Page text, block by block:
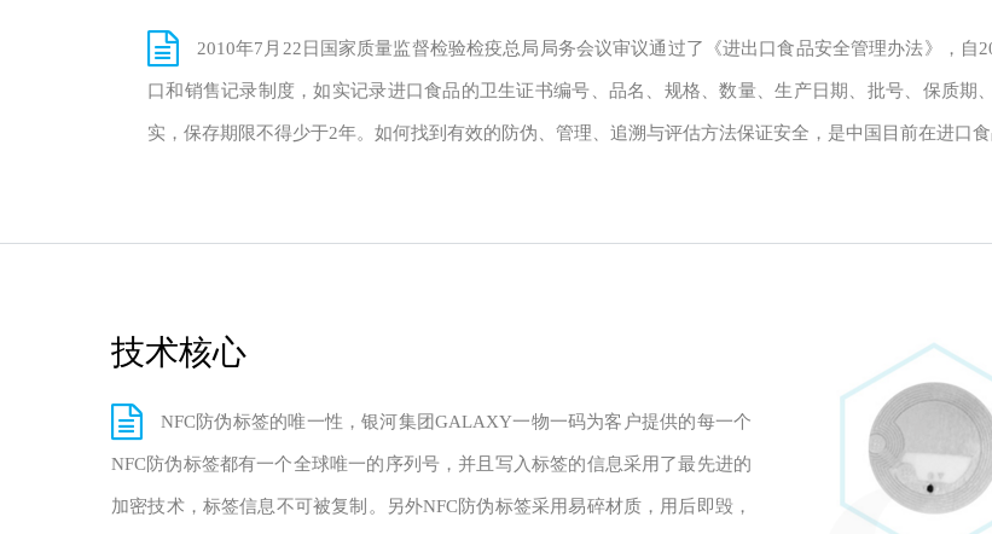
2010年7月22日国家质量监督检验检疫总局局务会议审议通过了《进出口食品安全管理办法》，
口和销售记录制度，如实记录进口食品的卫生证书编号、品名、规格、数量、生产日期、批号、保质
实，保存期限不得少于2年。如何找到有效的防伪、管理、追溯与评估方法保证安全，是中国目前在进口
技术核心
NFC防伪标签的唯一性，银河集团GALAXY一物一码为客户提供的每一个
NFC防伪标签都有一个全球唯一的序列号，并且写入标签的信息采用了最先进的
加密技术，标签信息不可被复制。另外NFC防伪标签采用易碎材质，用后即毁，